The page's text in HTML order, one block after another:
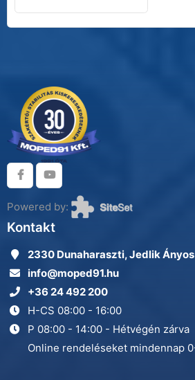
Powered by:
Kontakt
2330 Dunaharaszti, Jedlik
info@moped91.hu
+36 24 492 200
H-CS 08:00 - 16:00
P 08:00 - 14:00 - Hétvégén zárva
Online rendeléseket mindennap